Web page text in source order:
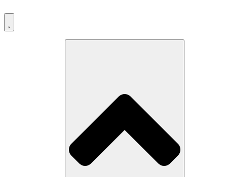
til
indhold